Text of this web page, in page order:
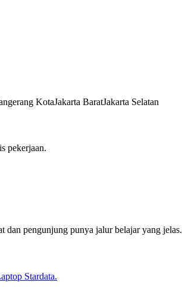
KotaJakarta BaratJakarta Selatan
pekerjaan.
dan pengunjung punya jalur belajar yang jelas.
Stardata.